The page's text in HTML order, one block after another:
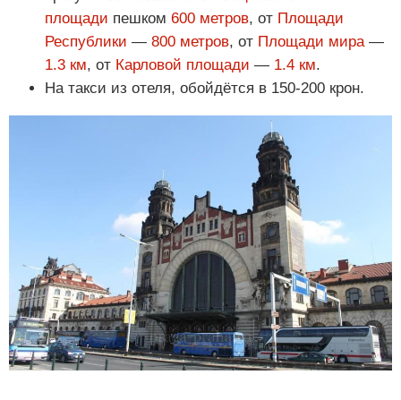
площади пешком 600 метров, от Площади
Республики — 800 метров, от Площади мира —
1.3 км, от Карловой площади — 1.4 км.
На такси из отеля, обойдётся в 150-200 крон.